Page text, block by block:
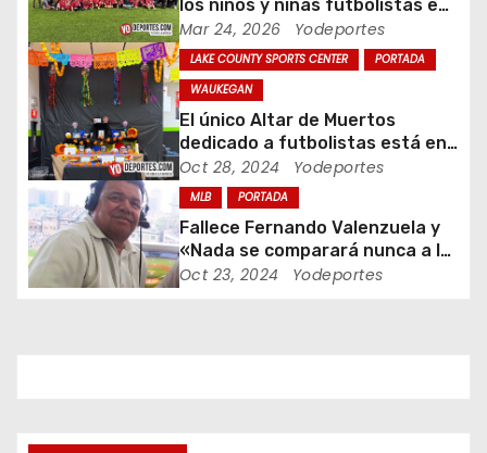
d
e
e
n
t
r
a
s
los niños y niñas futbolistas en
Melrose Park y Chicago
Mar 24, 2026 Yodeportes
LAKE COUNTY SPORTS CENTER
PORTADA
WAUKEGAN
El único Altar de Muertos
dedicado a futbolistas está en
Waukegan Indoor
Oct 28, 2024 Yodeportes
MLB PORTADA
Fallece Fernando Valenzuela y
«Nada se comparará nunca a la
Fernandomania» dijo Jaime
Oct 23, 2024 Yodeportes